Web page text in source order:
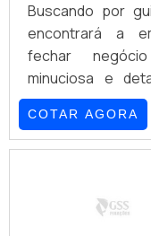
Buscando por
encontrará a
fechar
minuciosa e
mercado e
referência em
DETALHES
responsável,
COTAR AGORA